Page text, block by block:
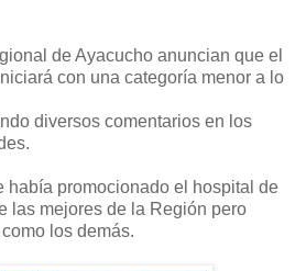
de Ayacucho anuncian que el
con una categoría menor a lo
diversos comentarios en los
había promocionado el hospital de
las mejores de la Región pero
los demás.